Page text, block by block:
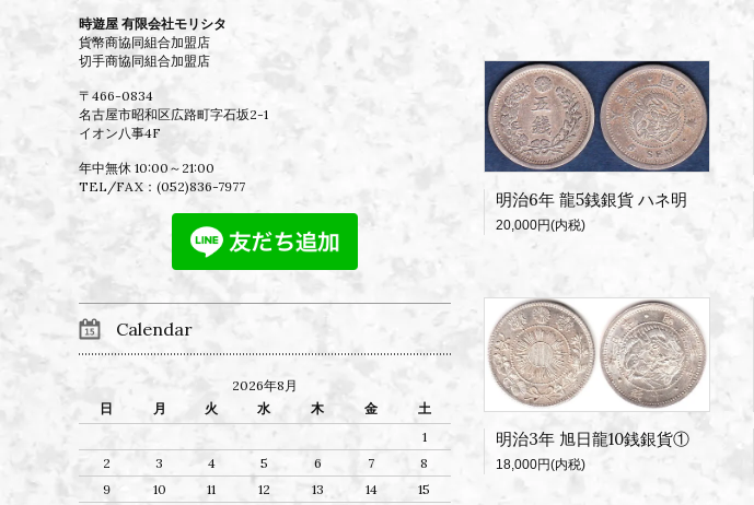
明治6年 龍5銭銀貨 ハネ明
20,000円(内税)
明治3年 旭日龍10銭銀貨①
18,000円(内税)
時遊屋 有限会社モリシタ
貨幣商協同組合加盟店
切手商協同組合加盟店
〒466-0834
名古屋市昭和区広路町字石坂2-1
イオン八事4F
年中無休 10:00～21:00
TEL/FAX： (052)836-7977
Calendar
2026年8月
日
月 火 水 木 金
土
1
2
3 4 5 6 7
8
9
10 11 12 13 14
15